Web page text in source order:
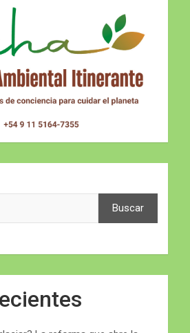
Buscar